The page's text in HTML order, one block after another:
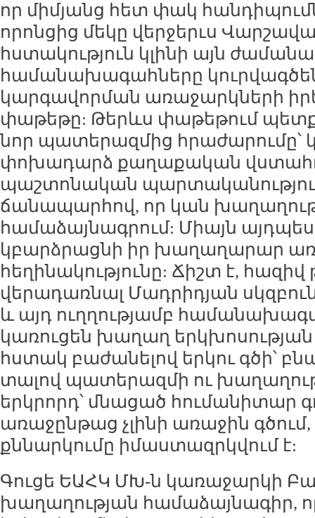
որ միմյանց հետ փակ
որոնցից մեկը վերջերւս
հստակություն կլինի այն
համանախագահները
կարգավորման առաջարկների
փաթեթը: Թերևս փաթեթում պետք
նոր պատերազմից հրաժարումը՝
փոխադարձ քաղաքական
պաշտոնական
ճանապարհով, որ կան
համաձայնագրում: Միայն
կբարձրացնի իր խաղաղարար
հեղինակությունը: Ճիշտ է,
վերադառնալ Մադրիդյան
և այդ ուղղությամբ
կառուցեն խաղաղ երկխոսության
հստակ բաժանելով երկու գծի՝
տալով պատերազմի ու
երկրորդ՝ մնացած հումանիտար
առաջընթաց չլինի առաջին
քննարկումը իմաստազրկվում է:
Գուցե ԵԱՀԿ ՄԽ-ն կառաջարկի
խաղաղության համաձայնագիր,